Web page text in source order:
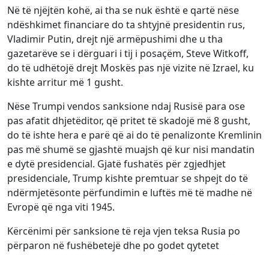
Në të njëjtën kohë, ai tha se nuk është e qartë nëse
ndëshkimet financiare do ta shtyjnë presidentin rus,
Vladimir Putin, drejt një armëpushimi dhe u tha
gazetarëve se i dërguari i tij i posaçëm, Steve Witkoff,
do të udhëtojë drejt Moskës pas një vizite në Izrael, ku
kishte arritur më 1 gusht.
Nëse Trumpi vendos sanksione ndaj Rusisë para ose
pas afatit dhjetëditor, që pritet të skadojë më 8 gusht,
do të ishte hera e parë që ai do të penalizonte Kremlinin
pas më shumë se gjashtë muajsh që kur nisi mandatin
e dytë presidencial. Gjatë fushatës për zgjedhjet
presidenciale, Trump kishte premtuar se shpejt do të
ndërmjetësonte përfundimin e luftës më të madhe në
Evropë që nga viti 1945.
Kërcënimi për sanksione të reja vjen teksa Rusia po
përparon në fushëbetejë dhe po godet qytetet